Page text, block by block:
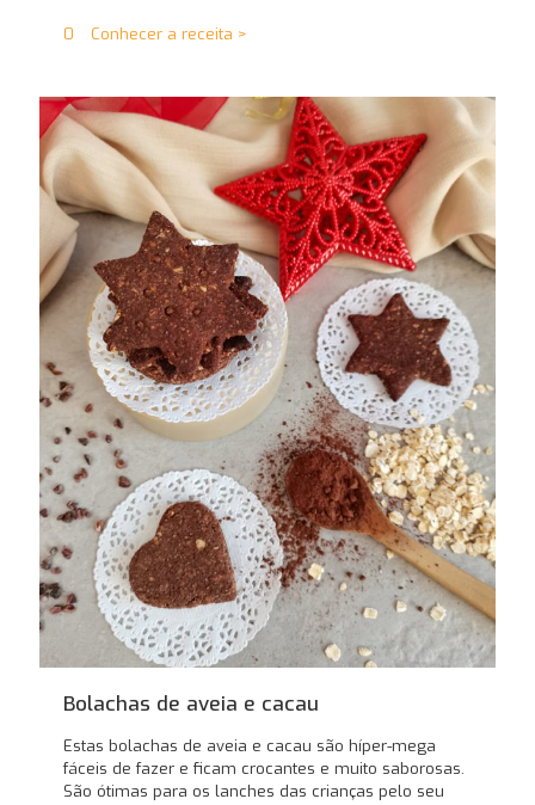
0 Conhecer a receita >
Bolachas de aveia e cacau
Estas bolachas de aveia e cacau são híper-mega
fáceis de fazer e ficam crocantes e muito saborosas.
São ótimas para os lanches das crianças pelo seu